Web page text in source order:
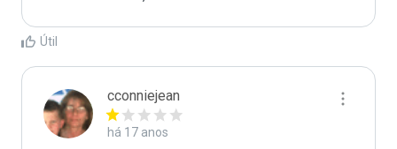
Útil
cconniejean
há 17 anos